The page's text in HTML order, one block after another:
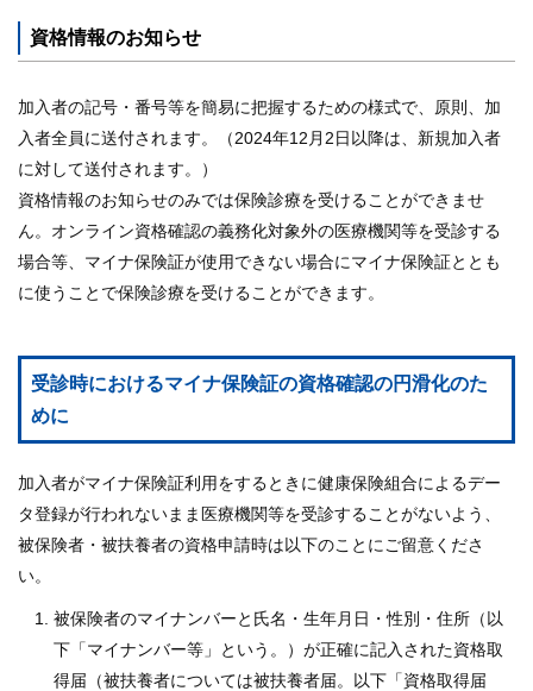
資格情報のお知らせ
加入者の記号・番号等を簡易に把握するための様式で、原則、加
入者全員に送付されます。（2024年12月2日以降は、新規加入者
に対して送付されます。）
資格情報のお知らせのみでは保険診療を受けることができませ
ん。オンライン資格確認の義務化対象外の医療機関等を受診する
場合等、マイナ保険証が使用できない場合にマイナ保険証ととも
に使うことで保険診療を受けることができます。
受診時におけるマイナ保険証の資格確認の円滑化のた
めに
加入者がマイナ保険証利用をするときに健康保険組合によるデー
タ登録が行われないまま医療機関等を受診することがないよう、
被保険者・被扶養者の資格申請時は以下のことにご留意くださ
い。
被保険者のマイナンバーと氏名・生年月日・性別・住所（以
下「マイナンバー等」という。）が正確に記入された資格取
得届（被扶養者については被扶養者届。以下「資格取得届